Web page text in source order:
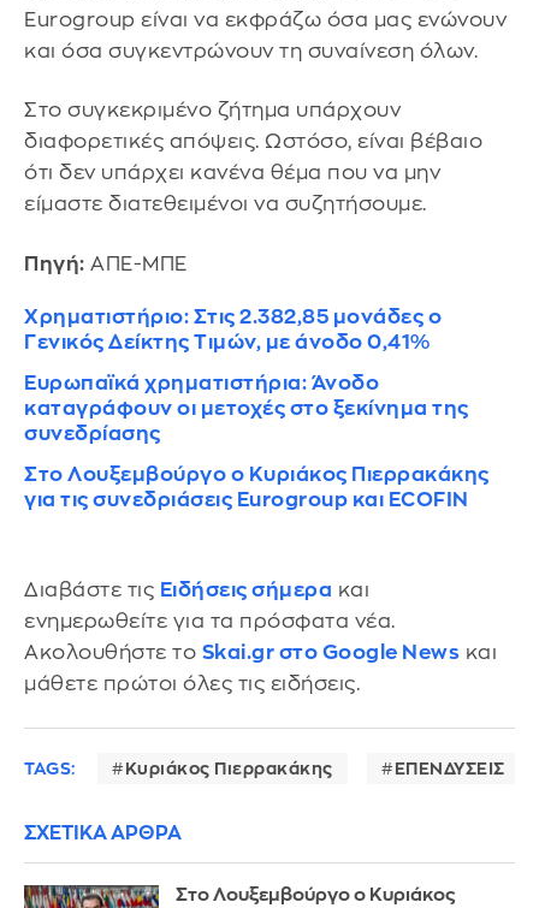
Eurogroup είναι να εκφράζω όσα μας ενώνουν
και όσα συγκεντρώνουν τη συναίνεση όλων.
Στο συγκεκριμένο ζήτημα υπάρχουν
διαφορετικές απόψεις. Ωστόσο, είναι βέβαιο
ότι δεν υπάρχει κανένα θέμα που να μην
είμαστε διατεθειμένοι να συζητήσουμε.
Πηγή: ΑΠΕ-ΜΠΕ
Χρηματιστήριο: Στις 2.382,85 μονάδες ο
Γενικός Δείκτης Τιμών, με άνοδο 0,41%
Ευρωπαϊκά χρηματιστήρια: Άνοδο
καταγράφουν οι μετοχές στο ξεκίνημα της
συνεδρίασης
Στο Λουξεμβούργο ο Κυριάκος Πιερρακάκης
για τις συνεδριάσεις Eurogroup και ECOFIN
Διαβάστε τις Ειδήσεις σήμερα και
ενημερωθείτε για τα πρόσφατα νέα.
Ακολουθήστε το Skai.gr στο Google News και
μάθετε πρώτοι όλες τις ειδήσεις.
TAGS: Κυριάκος Πιερρακάκης ΕΠΕΝΔΥΣΕΙΣ
ΣΧΕΤΙΚΑ ΑΡΘΡΑ
Στο Λουξεμβούργο ο Κυριάκος